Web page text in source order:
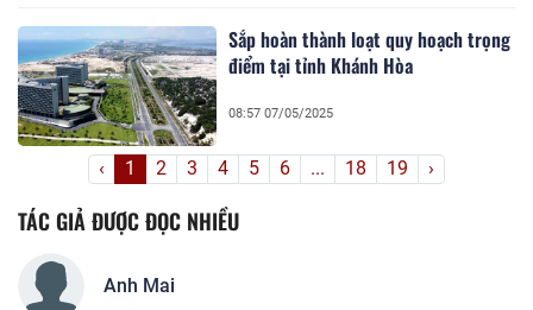
Sắp hoàn thành loạt quy hoạch trọng
điểm tại tỉnh Khánh Hòa
08:57 07/05/2025
‹ 1 2 3 4 5 6 ... 18 19 ›
TÁC GIẢ ĐƯỢC ĐỌC NHIỀU
Anh Mai